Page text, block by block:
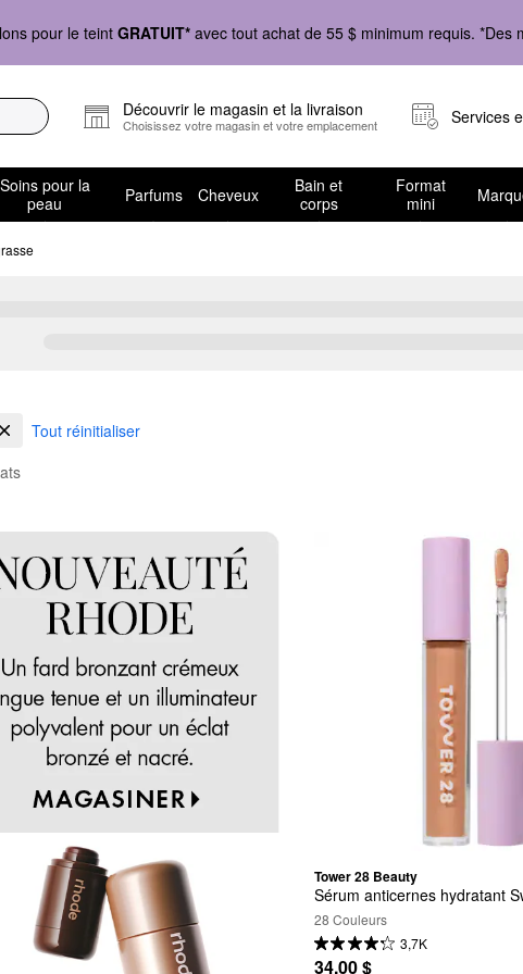
pour le teintGRATUIT* avec tout achat de 55 $ minimum requis. *Des
Découvrir le magasin et la livraison
Choisissez votre magasin et votre emplacement Services
Soins pour la
peau
Parfums Cheveux
Bain et
corps
Format
mini
anticernes pour peau grasse
Tout réinitialiser
Tower 28 Beauty
Sérum anticernes hydratant
28 Couleurs
3,7K
34,00 $